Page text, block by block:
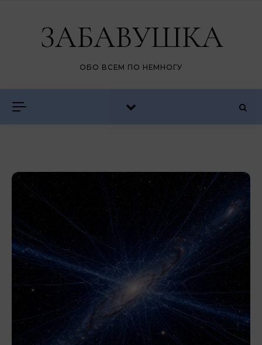
ЗАБАВУШКА
ОБО ВСЕМ ПО НЕМНОГУ